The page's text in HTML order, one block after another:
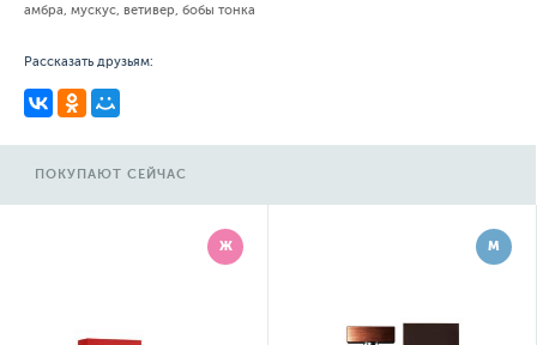
амбра, мускус, ветивер, бобы тонка
Рассказать друзьям:
ПОКУПАЮТ СЕЙЧАС
Ж М